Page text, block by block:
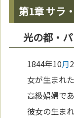
第1章 サラ
光の都・
1844年10月
女が生まれ
高級娼婦で
彼女の生まれ